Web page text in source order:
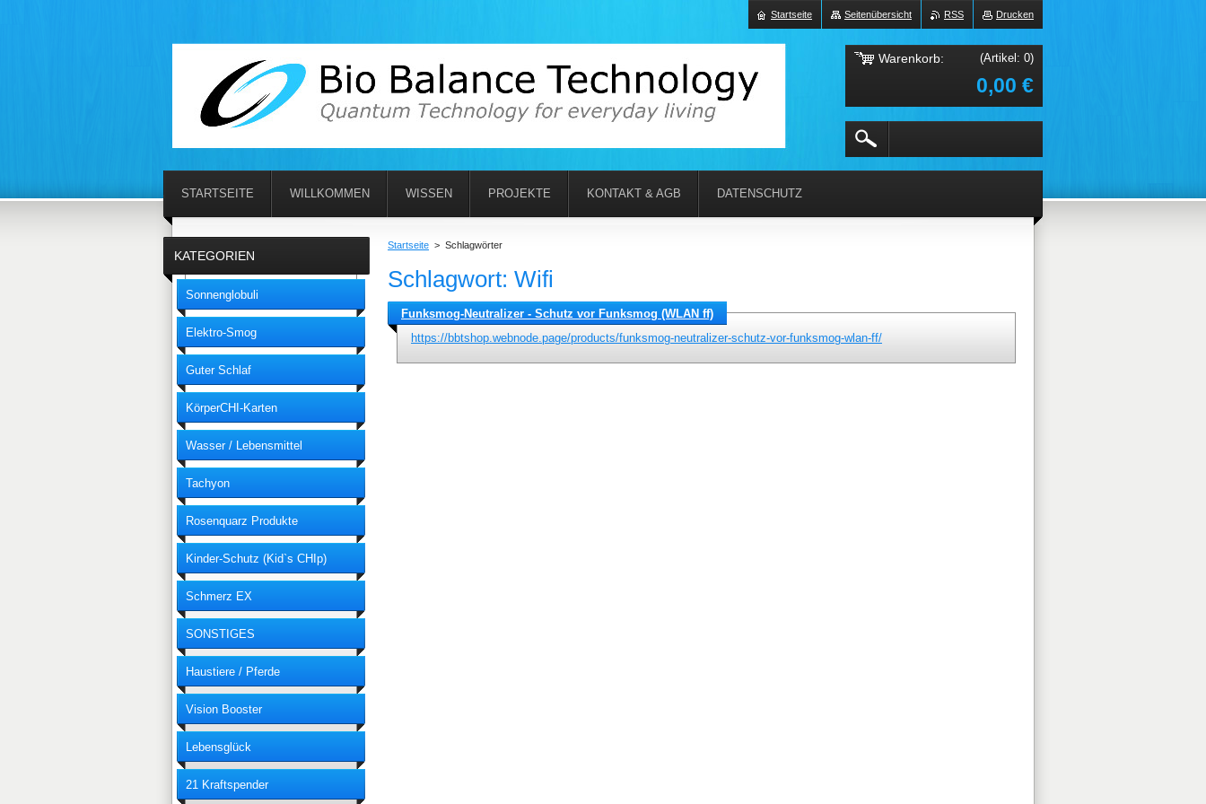
Startseite > Schlagwörter
Schlagwort: Wifi
Funksmog-Neutralizer - Schutz vor Funksmog (WLAN ff)
https://bbtshop.webnode.page/products/funksmog-neutralizer-schutz-vor-funksmog-wlan-ff/
KATEGORIEN
Sonnenglobuli
Elektro-Smog
Guter Schlaf
KörperCHI-Karten
Wasser / Lebensmittel
Entstörung
Tachyon
Rosenquarz Produkte
Kinder-Schutz (Kid`s CHIp)
Schmerz EX
SONSTIGES
Haustiere / Pferde
Vision Booster
Lebensglück
21 Kraftspender
STARTSEITE WILLKOMMEN WISSEN PROJEKTE KONTAKT & AGB DATENSCHUTZ
Drucken
RSS
Seitenübersicht
Startseite
Warenkorb: (Artikel: 0)
0,00 €